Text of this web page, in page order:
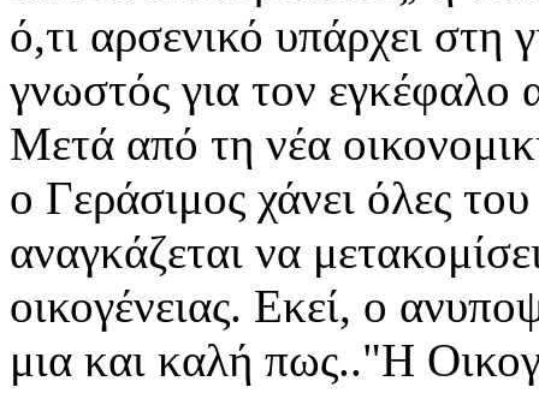
ό,τι αρσενικό υπάρχει
γνωστός για τον εγκέφαλο
Μετά από τη νέα
ο Γεράσιμος χάνει όλες του
αναγκάζεται να
οικογένειας. Εκεί, ο
μια και καλή πως.."Η